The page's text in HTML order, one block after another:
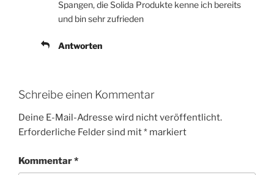
Spangen, die Solida Produkte kenne ich bereits
und bin sehr zufrieden
Antworten
Schreibe einen Kommentar
Deine E-Mail-Adresse wird nicht veröffentlicht.
Erforderliche Felder sind mit* markiert
Kommentar*